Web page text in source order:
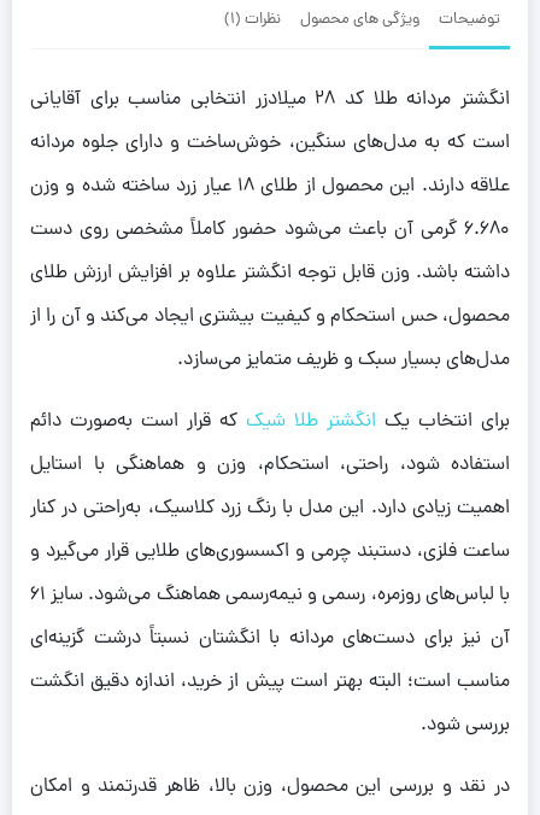
توضیحات ویژگی های محصول نظرات (1)
انگشتر مردانه طلا کد ۲۸ میلادزر انتخابی مناسب برای آقایانی
است که به مدل‌های سنگین، خوش‌ساخت و دارای جلوه مردانه
علاقه دارند. این محصول از طلای ۱۸ عیار زرد ساخته شده و وزن
۶.۶۸۰ گرمی آن باعث می‌شود حضور کاملاً مشخصی روی دست
داشته باشد. وزن قابل توجه انگشتر علاوه بر افزایش ارزش طلای
محصول، حس استحکام و کیفیت بیشتری ایجاد می‌کند و آن را از
مدل‌های بسیار سبک و ظریف متمایز می‌سازد.
برای انتخاب یک انگشتر طلا شیک که قرار است به‌صورت دائم
استفاده شود، راحتی، استحکام، وزن و هماهنگی با استایل
اهمیت زیادی دارد. این مدل با رنگ زرد کلاسیک، به‌راحتی در کنار
ساعت فلزی، دستبند چرمی و اکسسوری‌های طلایی قرار می‌گیرد و
با لباس‌های روزمره، رسمی و نیمه‌رسمی هماهنگ می‌شود. سایز ۶۱
آن نیز برای دست‌های مردانه با انگشتان نسبتاً درشت گزینه‌ای
مناسب است؛ البته بهتر است پیش از خرید، اندازه دقیق انگشت
بررسی شود.
در نقد و بررسی این محصول، وزن بالا، ظاهر قدرتمند و امکان